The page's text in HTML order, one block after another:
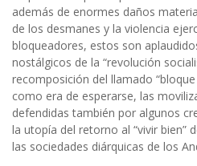
además de enormes daños
de los desmanes y la violencia
bloqueadores, estos son
nostálgicos de la “revolución
recomposición del llamado
como era de esperarse, las
defendidas también por algunos
la utopía del retorno al “vivir bien”
las sociedades diárquicas de los